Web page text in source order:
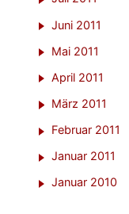
Juni 2011
Mai 2011
April 2011
März 2011
Februar 2011
Januar 2011
Januar 2010